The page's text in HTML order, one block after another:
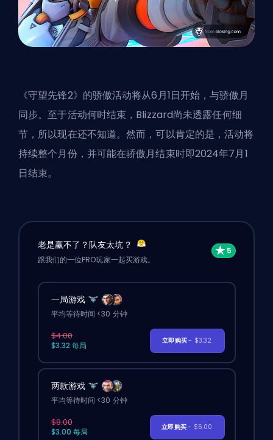
《守望先锋2》的骄傲活动将从6月1日开始，与骄傲月
同步。至于活动何时结束，Blizzard尚未透露任何细
节，所以现在还不知道。然而，可以肯定的是，活动将
持续整个月份，并可能在骄傲月结束时即2024年7月1
日结束。
老是赢不了？队友太坑？
跟我们的一位PRO玩家一起买游戏。
一局游戏
平均等待时间 <30 分钟
$4.00
$3.32 每局
立即购买- $3.32
两款游戏
平均等待时间 <30 分钟
$8.00
$3.00 每局
立即购买- $6.00